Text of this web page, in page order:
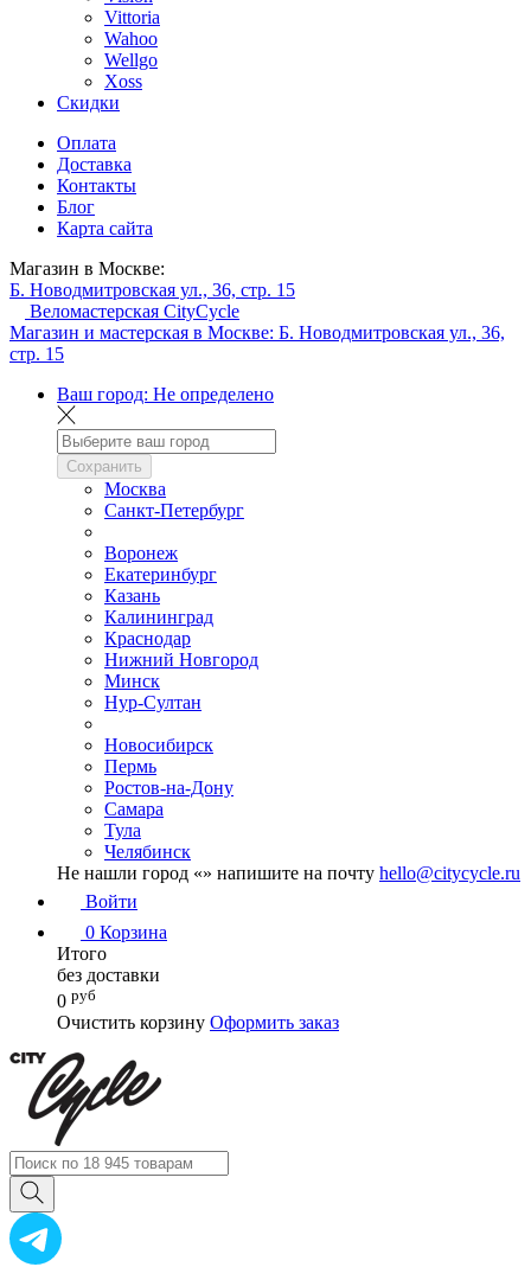
Vittoria
Wahoo
Wellgo
Xoss
Скидки
Оплата
Доставка
Контакты
Блог
Карта сайта
Магазин в Москве:
Б. Новодмитровская ул., 36, стр. 15
Веломастерская CityCycle
Магазин и мастерская в Москве: Б. Новодмитровская ул., 36,
стр. 15
Ваш город: Не определено
Сохранить
Москва
Санкт-Петербург
Воронеж
Екатеринбург
Казань
Калининград
Краснодар
Нижний Новгород
Минск
Нур-Султан
Новосибирск
Пермь
Ростов-на-Дону
Самара
Тула
Челябинск
Не нашли город «» напишите на почту hello@citycycle.ru
Войти
0 Корзина
Итого
без доставки
0 руб
Очистить корзину Оформить заказ